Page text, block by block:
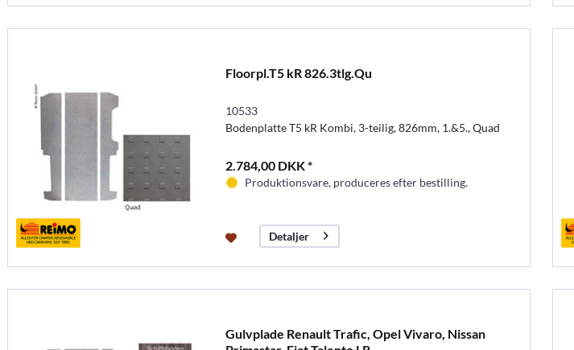
Floorpl.T5 kR 826.3tlg.Qu
10533
Bodenplatte T5 kR Kombi, 3-teilig, 826mm, 1.&5., Quad
2.784,00 DKK *
Produktionsvare, produceres efter bestilling.
Detaljer
Gulvplade Renault Trafic, Opel Vivaro, Nissan